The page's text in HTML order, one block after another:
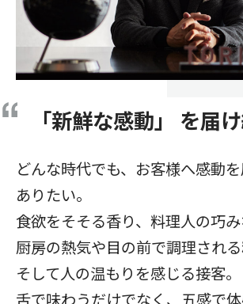
「新鮮な感動」 を届
どんな時代でも、お客様へ感動
ありたい。
食欲をそそる香り、料理人の巧み
厨房の熱気や目の前で調理される
そして人の温もりを感じる接客。
舌で味わうだけでなく、五感で